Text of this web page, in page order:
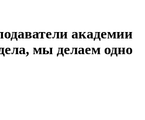
академии
мы делаем одно